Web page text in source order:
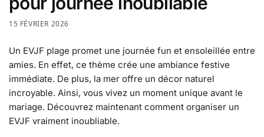
15 FÉVRIER 2026
Un EVJF plage promet une journée fun et ensoleillée entre
amies. En effet, ce thème crée une ambiance festive
immédiate. De plus, la mer offre un décor naturel
incroyable. Ainsi, vous vivez un moment unique avant le
mariage. Découvrez maintenant comment organiser un
EVJF vraiment inoubliable.